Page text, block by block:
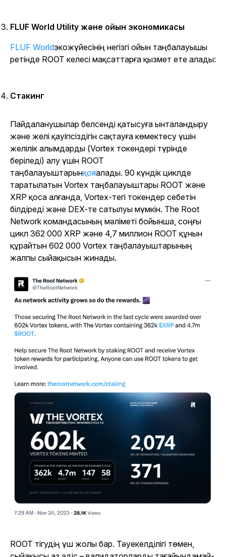
FLUF World Utility және ойын экономикасы
FLUF Worldэкожүйесінің негізгі ойын таңбалауышы
ретінде ROOT келесі мақсаттарға қызмет ете алады:
Стакинг
Пайдаланушылар белсенді қатысуға ынталандыру
және желі қауіпсіздігін сақтауға көмектесу үшін
желілік алымдарды (Vortex токендері түрінде
беріледі) алу үшін ROOT
таңбалауыштарынқояалады. 90 күндік циклде
таратылатын Vortex таңбалауыштары ROOT және
XRP қоса алғанда, Vortex-тегі токендер себетін
білдіреді және DEX-те сатылуы мүмкін. The Root
Network командасының мәліметі бойынша, соңғы
цикл 362 000 XRP және 4,7 миллион ROOT құнын
құрайтын 602 000 Vortex таңбалауыштарының
жалпы сыйақысын жинады.
ROOT тігудің үш жолы бар. Тәуекелділігі төмен,